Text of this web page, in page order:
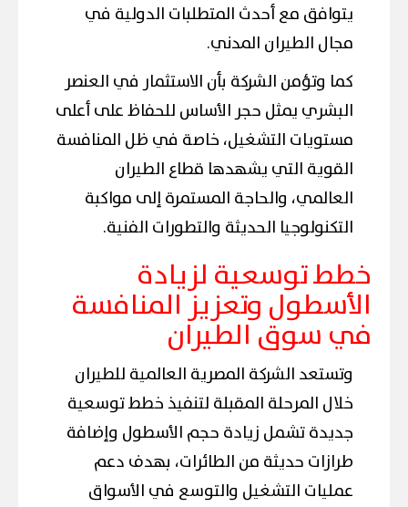
يتوافق مع أحدث المتطلبات الدولية في
مجال الطيران المدني.
كما وتؤمن الشركة بأن الاستثمار في العنصر
البشري يمثل حجر الأساس للحفاظ على أعلى
مستويات التشغيل، خاصة في ظل المنافسة
القوية التي يشهدها قطاع الطيران
العالمي، والحاجة المستمرة إلى مواكبة
التكنولوجيا الحديثة والتطورات الفنية.
خطط توسعية لزيادة
الأسطول وتعزيز المنافسة
في سوق الطيران
وتستعد الشركة المصرية العالمية للطيران
خلال المرحلة المقبلة لتنفيذ خطط توسعية
جديدة تشمل زيادة حجم الأسطول وإضافة
طرازات حديثة من الطائرات، بهدف دعم
عمليات التشغيل والتوسع في الأسواق